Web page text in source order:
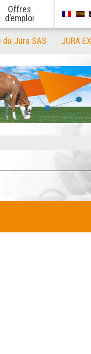
Offres
d’emploi
Jura SAS JURA